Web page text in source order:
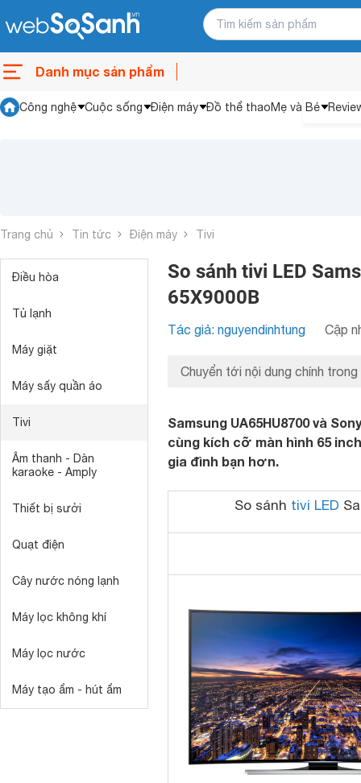
Danh mục sản phẩm
Công nghệ Cuộc sống Điện máy Đồ thể thaoMẹ và Bé
Trang chủ Tin tức Điện máy Tivi
Điều hòa
Tủ lạnh
Máy giặt
Máy sấy quần áo
Tivi
Âm thanh - Dàn
karaoke - Amply
Thiết bị sưởi
Quạt điện
Cây nước nóng lạnh
Máy lọc không khí
Máy lọc nước
Máy tạo ẩm - hút ẩm
So sánh tivi LED
65X9000B
Tác giả: nguyendinhtung Cập
Chuyển tới nội dung chính trong
Samsung UA65HU8700 và
cùng kích cỡ màn hình 65
gia đình bạn hơn.
So sánh tivi LED